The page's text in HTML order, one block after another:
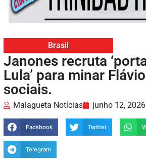
Brasil
Janones recruta
Lula’ para minar
sociais.
Malagueta Notícias junho 12, 2026
Facebook Twitter
Telegram